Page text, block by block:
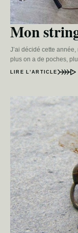
Mon
J’ai décidé cette
plus on a de poches,
LIRE L’ARTICLE